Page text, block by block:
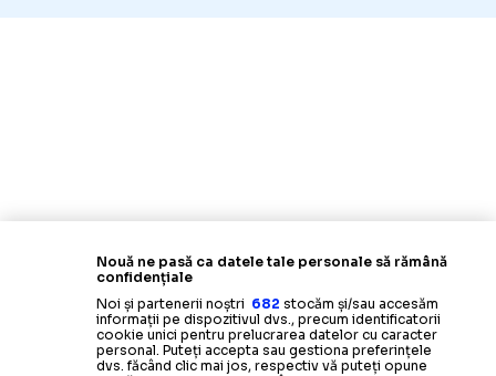
Nouă ne pasă ca datele tale personale să rămână
confidențiale
Noi și partenerii noștri 682 stocăm și/sau accesăm
informații pe dispozitivul dvs., precum identificatorii
cookie unici pentru prelucrarea datelor cu caracter
personal. Puteți accepta sau gestiona preferințele
dvs. făcând clic mai jos, respectiv vă puteți opune